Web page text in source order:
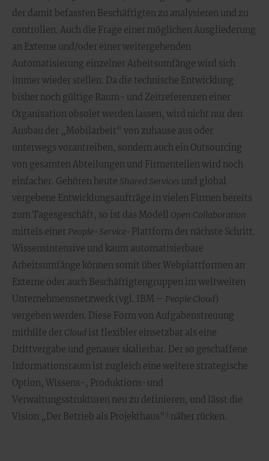
der damit befassten Beschäftigten zu analysieren und zu
controllen. Auch die Frage einer möglichen Ausgliederung
an Externe und/oder einer weitergehenden
Automatisierung einzelner Arbeitsumfänge wird sich
immer wieder stellen. Da die technische Entwicklung
bisher noch gültige Raum- und Zeitreferenzen einer
Organisation obsolet werden lassen, wird nicht nur den
Ausbau der „Mobilarbeit" von zuhause aus oder
unterwegs vorantreiben, sondern auch ein Outsourcing
von gesamten Abteilungen und Firmenteilen wird noch
einfacher. Gehören heute Shared Services und global
vergebene Entwicklungsaufträge in vielen Firmen bereits
zum Tagesgeschäft, so ist das Modell Open Collaboration
mittels einer People-Service-Plattform der nächste Schritt.
Wissensintensive und kaum automatisierbare
Arbeitsumfänge können somit über Webplattformen an
Externe oder auch Beschäftigtengruppen im weltweiten
Unternehmensnetzwerk (vgl. IBM – People Cloud)
vergeben werden. Diese Form von Aufgabenstreuung
mithilfe der Cloud ist flexibler einsetzbar als eine
Drittvergabe und genauer skalierbar. Der so geschaffene
Informationsraum ist zugleich eine weitere strategische
Option, Wissens-, Produktions-und
Verwaltungsstrukturen neu zu definieren, und lässt die
Vision „Der Betrieb als Projekthaus" 3 näher rücken.